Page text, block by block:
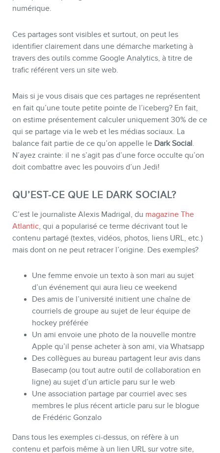
BOUTIQUE
BLOGUE
numérique.
Ces partages sont visibles et surtout, on peut les
identifier clairement dans une démarche marketing à
travers des outils comme Google Analytics, à titre de
trafic référent vers un site web.
Mais si je vous disais que ces partages ne représentent
en fait qu’une toute petite pointe de l’iceberg? En fait,
on estime présentement calculer uniquement 30% de ce
qui se partage via le web et les médias sociaux. La
balance fait partie de ce qu’on appelle le Dark Social
N’ayez crainte: il ne s’agit pas d’une force occulte qu’on
doit combattre avec les pouvoirs d’un Jedi!
QU’EST-CE QUE LE DARK SOCIAL?
C’est le journaliste Alexis Madrigal, du magazine The
Atlantic , qui a popularisé ce terme décrivant tout le
contenu partagé (textes, vidéos, photos, liens URL, etc.)
mais dont on ne peut retracer l’origine. Des exemples?
Une femme envoie un texto à son mari au sujet
d’un événement qui aura lieu ce weekend
Des amis de l’université initient une chaîne de
courriels de groupe au sujet de leur équipe de
hockey préférée
Un ami envoie une photo de la nouvelle montre
Apple qu’il pense acheter à son ami, via Whatsapp
Des collègues au bureau partagent leur avis dans
Basecamp (ou tout autre outil de collaboration en
ligne) au sujet d’un article paru sur le web
Une association partage par courriel avec ses
membres le plus récent article paru sur le blogue
de Frédéric Gonzalo
Dans tous les exemples ci-dessus, on réfère à un
contenu et parfois même à un lien URL sur votre site,